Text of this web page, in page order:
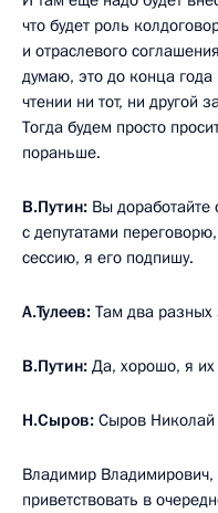
что будет роль
и отраслевого
думаю, это до конца
чтении ни тот, ни другой
Тогда будем просто
пораньше.
В.Путин: Вы доработайте
с депутатами
сессию, я его подпишу.
А.Тулеев: Там два разных
В.Путин: Да, хорошо, я
Н.Сыров: Сыров Николай
Владимир Владимирович,
приветствовать в